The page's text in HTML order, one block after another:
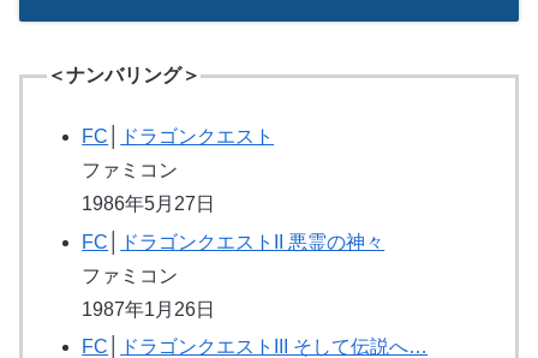
＜ナンバリング＞
FC
ドラゴンクエスト
ファミコン
1986年5月27日
FC
ドラゴンクエストII 悪霊の神々
ファミコン
1987年1月26日
FC
ドラゴンクエストIII そして伝説へ…